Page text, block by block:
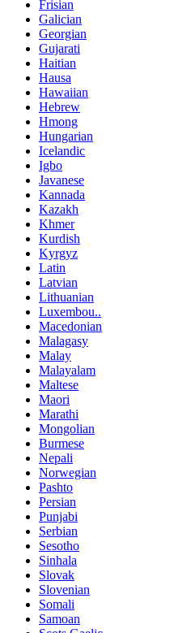
Frisian
Galician
Georgian
Gujarati
Haitian
Hausa
Hawaiian
Hebrew
Hmong
Hungarian
Icelandic
Igbo
Javanese
Kannada
Kazakh
Khmer
Kurdish
Kyrgyz
Latin
Latvian
Lithuanian
Luxembou..
Macedonian
Malagasy
Malay
Malayalam
Maltese
Maori
Marathi
Mongolian
Burmese
Nepali
Norwegian
Pashto
Persian
Punjabi
Serbian
Sesotho
Sinhala
Slovak
Slovenian
Somali
Samoan